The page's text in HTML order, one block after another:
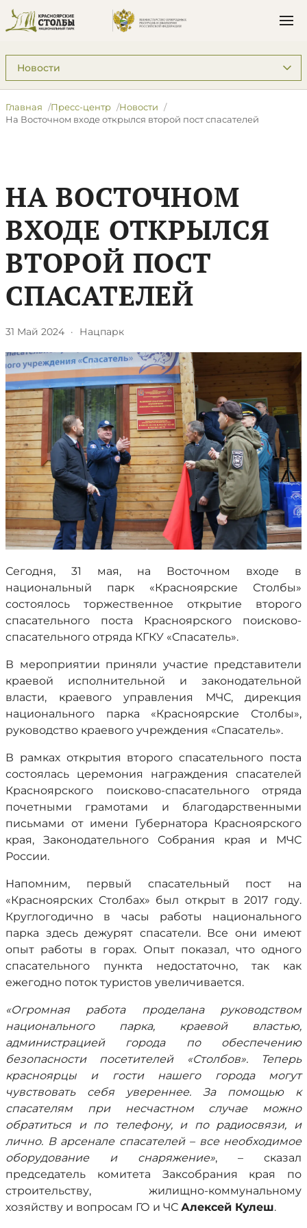
Подразделы: Пресс-центр
Главная Пресс-центр
Новости
На Восточном входе открылся второй пост спасателей
НА ВОСТОЧНОМ
ВХОДЕ ОТКРЫЛСЯ
ВТОРОЙ ПОСТ
СПАСАТЕЛЕЙ
31 Май 2024 · Нацпарк
Сегодня, 31 мая, на Восточном входе в
национальный парк «Красноярские Столбы»
состоялось торжественное открытие второго
спасательного поста Красноярского поисково-
спасательного отряда КГКУ «Спасатель».
В мероприятии приняли участие представители
краевой исполнительной и законодательной
власти, краевого управления МЧС, дирекция
национального парка «Красноярские Столбы»,
руководство краевого учреждения «Спасатель».
В рамках открытия второго спасательного поста
состоялась церемония награждения спасателей
Красноярского поисково-спасательного отряда
почетными грамотами и благодарственными
письмами от имени Губернатора Красноярского
края, Законодательного Собрания края и МЧС
России.
Напомним, первый спасательный пост на
«Красноярских Столбах» был открыт в 2017 году.
Круглогодично в часы работы национального
парка здесь дежурят спасатели. Все они имеют
опыт работы в горах. Опыт показал, что одного
спасательного пункта недостаточно, так как
ежегодно поток туристов увеличивается.
«Огромная работа проделана руководством
национального парка, краевой властью,
администрацией города по обеспечению
безопасности посетителей «Столбов». Теперь
красноярцы и гости нашего города могут
чувствовать себя увереннее. За помощью к
спасателям при несчастном случае можно
обратиться и по телефону, и по радиосвязи, и
лично. В арсенале спасателей – все необходимое
оборудование и снаряжение», – сказал
председатель комитета Заксобрания края по
строительству, жилищно-коммунальному
хозяйству и вопросам ГО и ЧС Алексей Кулеш.